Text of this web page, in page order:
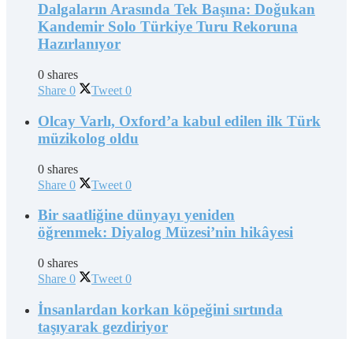
Dalgaların Arasında Tek Başına: Doğukan
Kandemir Solo Türkiye Turu Rekoruna
Hazırlanıyor
0 shares
Share 0 Tweet 0
Olcay Varlı, Oxford’a kabul edilen ilk Türk
müzikolog oldu
0 shares
Share 0 Tweet 0
Bir saatliğine dünyayı yeniden
öğrenmek: Diyalog Müzesi’nin hikâyesi
0 shares
Share 0 Tweet 0
İnsanlardan korkan köpeğini sırtında
taşıyarak gezdiriyor